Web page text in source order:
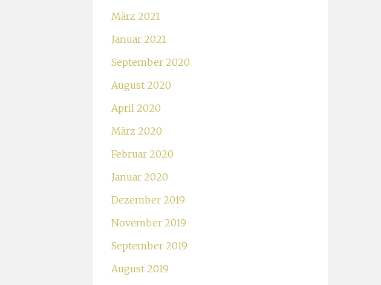
März 2021
Januar 2021
September 2020
August 2020
April 2020
März 2020
Februar 2020
Januar 2020
Dezember 2019
November 2019
September 2019
August 2019